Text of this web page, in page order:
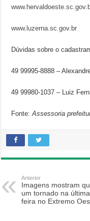
www.luzerna.sc.gov.br
Dúvidas sobre o
49 99995-8888 –
49 99980-1037 – Luiz
Fonte: Assessoria
Anterior
Imagens mostram
um tornado na
feira no Extremo